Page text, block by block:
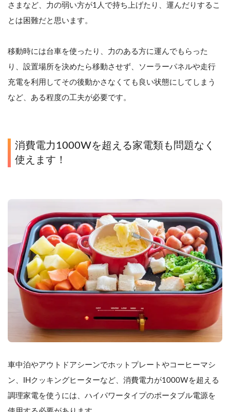
さまなど、力の弱い方が1人で持ち上げたり、運んだりするこ
とは困難だと思います。
移動時には台車を使ったり、力のある方に運んでもらった
り、設置場所を決めたら移動させず、ソーラーパネルや走行
充電を利用してその後動かさなくても良い状態にしてしまう
など、ある程度の工夫が必要です。
消費電力1000Wを超える家電類も問題なく
使えます！
車中泊やアウトドアシーンでホットプレートやコーヒーマシ
ン、IHクッキングヒーターなど、消費電力が1000Wを超える
調理家電を使うには、ハイパワータイプのポータブル電源を